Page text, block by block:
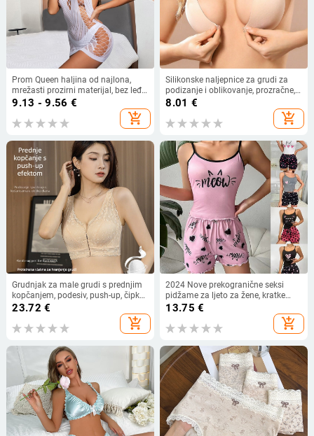
Prom Queen haljina od najlona,
mrežasti prozirni materijal, bez leđa,
s trakama
9.13 - 9.56 €
add_shopping_cart
Silikonske naljepnice za grudi za
podizanje i oblikovanje, prozračne,
nevidljive, ultra tanke za žene
8.01 €
add_shopping_cart
Grudnjak za male grudi s prednjim
kopčanjem, podesiv, push-up, čipka,
bezšivni stražnji dio
23.72 €
add_shopping_cart
2024 Nove prekogranične seksi
pidžame za ljeto za žene, kratke
hlače bez rukava, kućno odijelo od
13.75 €
add_shopping_cart